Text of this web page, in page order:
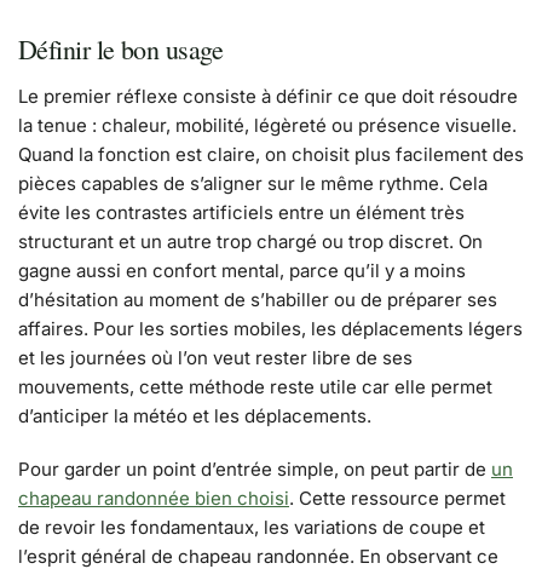
Définir le bon usage
Le premier réflexe consiste à définir ce que doit résoudre
la tenue : chaleur, mobilité, légèreté ou présence visuelle.
Quand la fonction est claire, on choisit plus facilement des
pièces capables de s’aligner sur le même rythme. Cela
évite les contrastes artificiels entre un élément très
structurant et un autre trop chargé ou trop discret. On
gagne aussi en confort mental, parce qu’il y a moins
d’hésitation au moment de s’habiller ou de préparer ses
affaires. Pour les sorties mobiles, les déplacements légers
et les journées où l’on veut rester libre de ses
mouvements, cette méthode reste utile car elle permet
d’anticiper la météo et les déplacements.
Pour garder un point d’entrée simple, on peut partir de un
chapeau randonnée bien choisi. Cette ressource permet
de revoir les fondamentaux, les variations de coupe et
l’esprit général de chapeau randonnée. En observant ce